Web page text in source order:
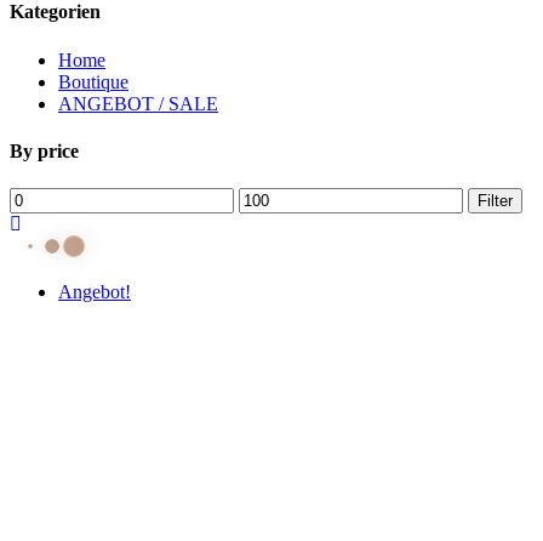
Kategorien
Home
Boutique
ANGEBOT / SALE
By price
Min.
Preis
Max.
Preis
Filter
Angebot!